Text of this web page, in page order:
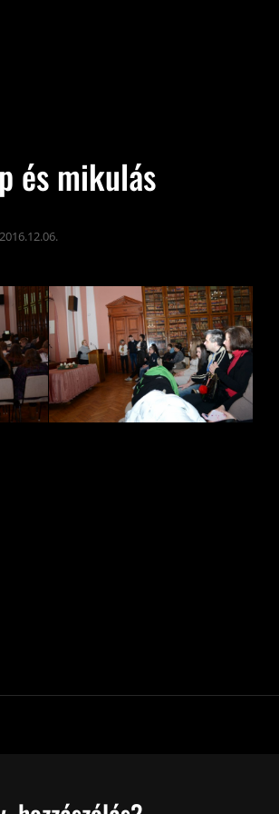
és mikulás
2016.12.06.